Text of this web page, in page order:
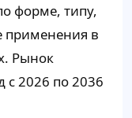
форме, типу,
в
Рынок
с 2026 по 2036